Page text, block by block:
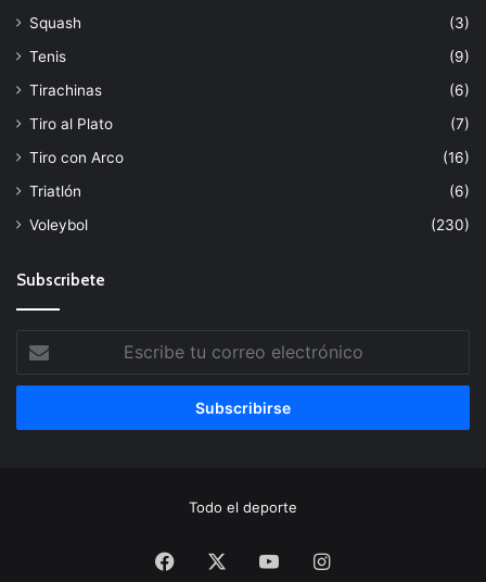
Squash
(3)
Tenis
(9)
Tirachinas
(6)
Tiro al Plato
(7)
Tiro con Arco
(16)
Triatlón
(6)
Voleybol
(230)
Subscribete
Escribe
tu
correo
Todo el deporte
Facebook YouTubeInstagram